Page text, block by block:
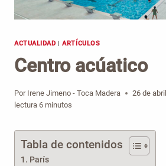
ACTUALIDAD |ARTÍCULOS
Centro acúatico
Por Irene Jimeno - Toca Madera
26 de
lectura 6 minutos
Tabla de contenidos
París